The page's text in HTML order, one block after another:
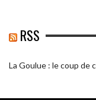
RSS
La Goulue : le coup de